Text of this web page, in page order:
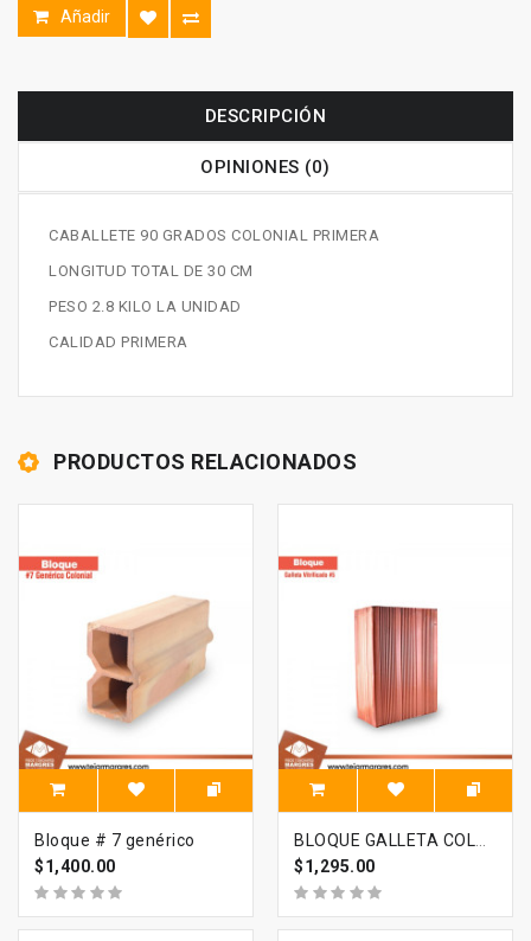
Añadir
DESCRIPCIÓN
OPINIONES (0)
CABALLETE 90 GRADOS COLONIAL PRIMERA
LONGITUD TOTAL DE 30 CM
PESO 2.8 KILO LA UNIDAD
CALIDAD PRIMERA
PRODUCTOS RELACIONADOS
Bloque # 7 genérico
$1,400.00
BLOQUE GALLETA COLONIAL ROSADO # 5 DE 6 HUECOS
$1,295.00